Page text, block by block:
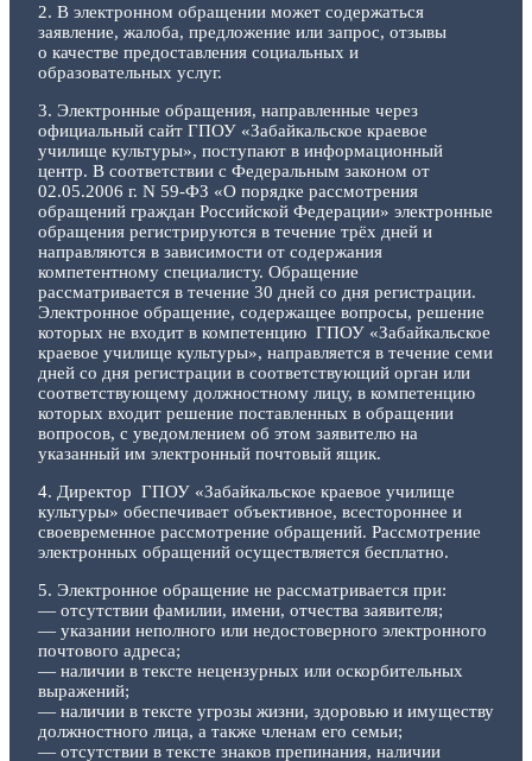
2. В электронном обращении может содержаться
заявление, жалоба, предложение или запрос, отзывы
о качестве предоставления социальных и
образовательных услуг.
3. Электронные обращения, направленные через
официальный сайт ГПОУ «Забайкальское краевое
училище культуры», поступают в информационный
центр. В соответствии с Федеральным законом от
02.05.2006 г. N 59-ФЗ «О порядке рассмотрения
обращений граждан Российской Федерации» электронные
обращения регистрируются в течение трёх дней и
направляются в зависимости от содержания
компетентному специалисту. Обращение
рассматривается в течение 30 дней со дня регистрации.
Электронное обращение, содержащее вопросы, решение
которых не входит в компетенцию ГПОУ «Забайкальское
краевое училище культуры», направляется в течение семи
дней со дня регистрации в соответствующий орган или
соответствующему должностному лицу, в компетенцию
которых входит решение поставленных в обращении
вопросов, с уведомлением об этом заявителю на
указанный им электронный почтовый ящик.
4. Директор ГПОУ «Забайкальское краевое училище
культуры» обеспечивает объективное, всестороннее и
своевременное рассмотрение обращений. Рассмотрение
электронных обращений осуществляется бесплатно.
5. Электронное обращение не рассматривается при:
— отсутствии фамилии, имени, отчества заявителя;
— указании неполного или недостоверного электронного
почтового адреса;
— наличии в тексте нецензурных или оскорбительных
выражений;
— наличии в тексте угрозы жизни, здоровью и имуществу
должностного лица, а также членам его семьи;
— отсутствии в тексте знаков препинания, наличии